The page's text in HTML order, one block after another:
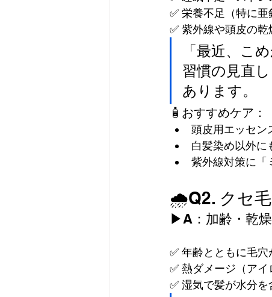
✅ 栄養不足（特に亜
✅ 紫外線や頭皮の乾
「最近、こ
習慣の見直
あります。
🧴おすすめケア：
頭皮用エッセン
白髪染め以外に
紫外線対策に
🌧Q2. クセ
▶A：加齢・乾
✅ 年齢とともに毛
✅ 熱ダメージ（ア
✅ 湿気で髪が水分を